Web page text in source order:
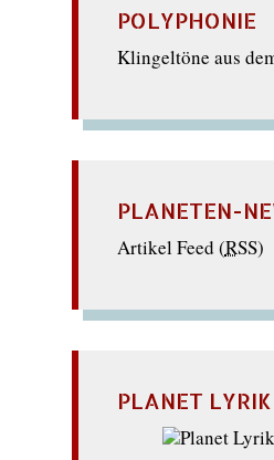
POLYPHONIE
Klingeltöne aus
PLANETEN-
Artikel Feed (RSS)
PLANET